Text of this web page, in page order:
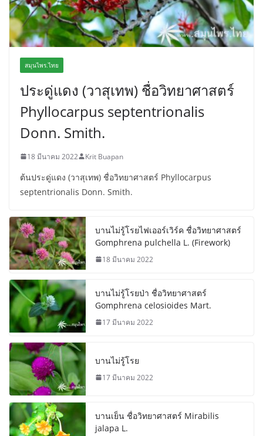
สมุนไพร.ไทย
ประดู่แดง (วาสุเทพ) ชื่อวิทยาศาสตร์
Phyllocarpus septentrionalis
Donn. Smith.
18 มีนาคม 2022 Krit Buapan
ต้นประดู่แดง (วาสุเทพ) ชื่อวิทยาศาสตร์ Phyllocarpus
septentrionalis Donn. Smith.
บานไม่รู้โรยไฟเออร์เวิร์ค ชื่อวิทยาศาสตร์
Gomphrena pulchella L. (Firework)
18 มีนาคม 2022
บานไม่รู้โรยป่า ชื่อวิทยาศาสตร์
Gomphrena celosioides Mart.
17 มีนาคม 2022
บานไม่รู้โรย
17 มีนาคม 2022
บานเย็น ชื่อวิทยาศาสตร์ Mirabilis
jalapa L.